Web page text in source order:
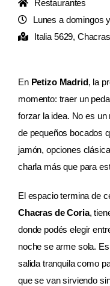
AGENDA
Restaurantes
Lunes a domingos
Italia 5629,
En Petizo Madrid, la
momento: traer un
forzar la idea. No es
de pequeños bocados
jamón, opciones
charla más que para
El espacio termina de
Chacras de Coria,
donde podés elegir
noche se arme sola.
salida tranquila como
que se van sirviendo